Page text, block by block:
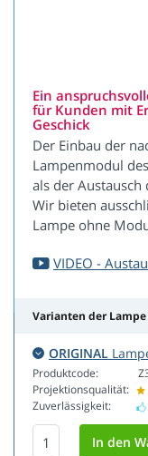
Ein
für Kunden mit
Geschick
Der Einbau der
Lampenmodul
als der
Wir bieten
Lampe ohne
VIDEO -
Varianten der
ORIGINAL
Produktcode:
Projektionsqualität:
Zuverlässigkeit: